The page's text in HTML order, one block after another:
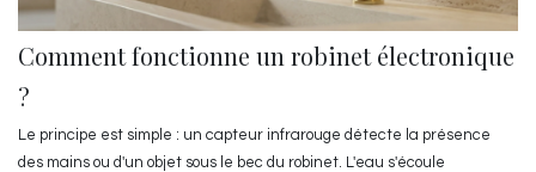
Comment fonctionne un robinet électronique
?
Le principe est simple : un capteur infrarouge détecte la présence
des mains ou d'un objet sous le bec du robinet. L'eau s'écoule